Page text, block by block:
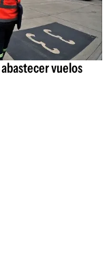
vuelos